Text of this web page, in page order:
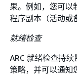
果。例如，您可以
程序副本（活动或
就绪检查
ARC 就绪检查持
策略，并可以通知